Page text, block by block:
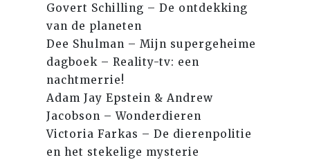
Govert Schilling – De ontdekking
van de planeten
Dee Shulman – Mijn supergeheime
dagboek – Reality-tv: een
nachtmerrie!
Adam Jay Epstein & Andrew
Jacobson – Wonderdieren
Victoria Farkas – De dierenpolitie
en het stekelige mysterie